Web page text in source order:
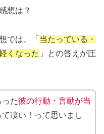
では、「 当たっている・
くなった 」との答えが圧
た彼の行動・言動が当
て凄い！って思いまし